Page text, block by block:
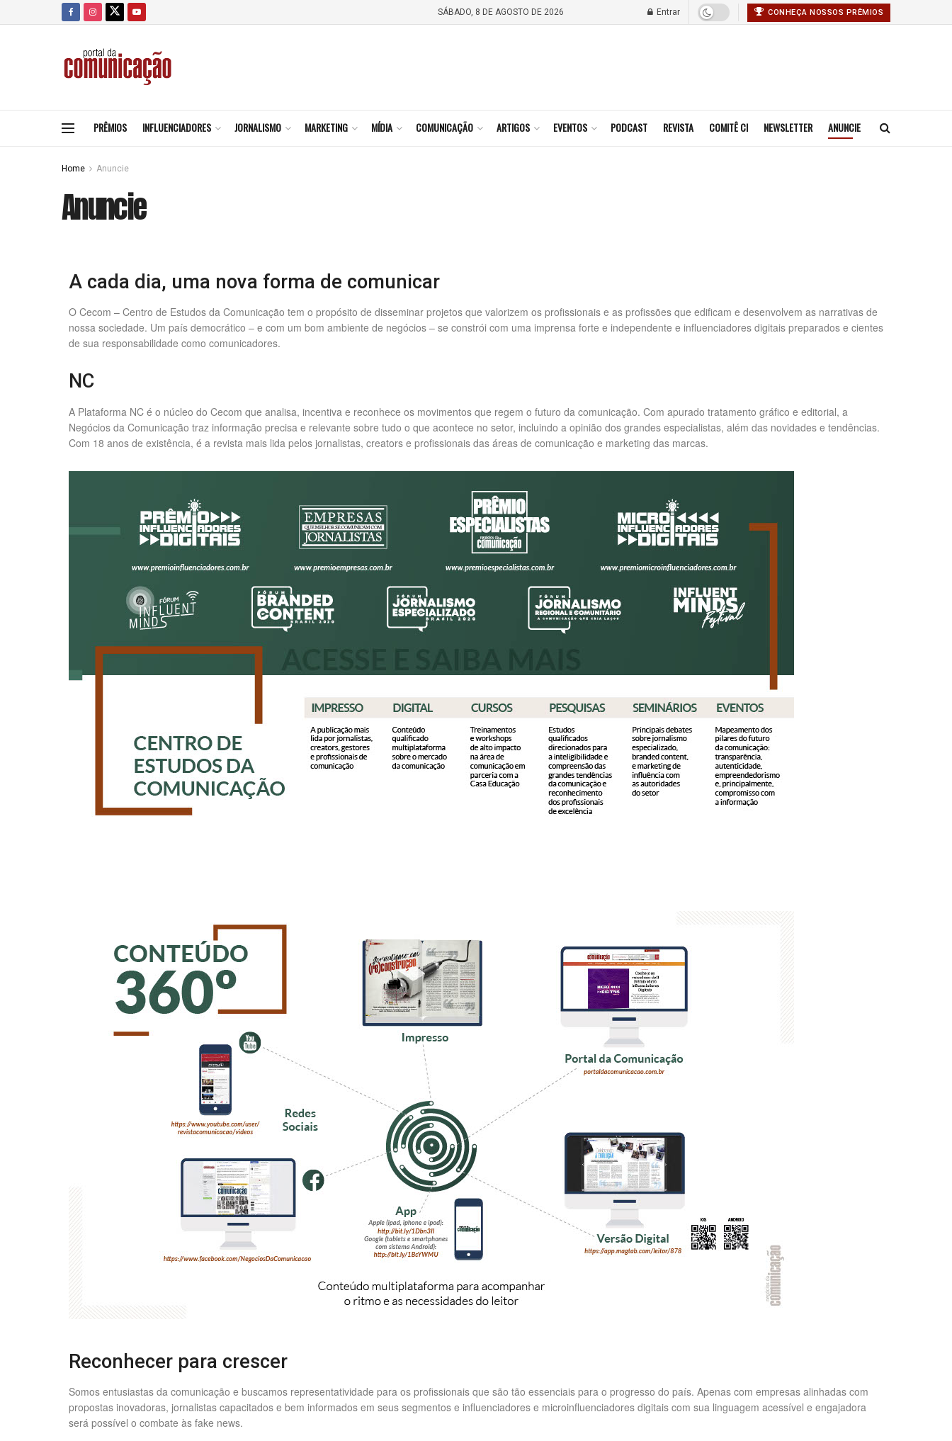
SÁBADO, 8 DE AGOSTO DE 2026 Entrar CONHEÇA NOSSOS PRÊMIOS
PRÊMIOS INFLUENCIADORES JORNALISMO MARKETING MÍDIA COMUNICAÇÃO ARTIGOS EVENTOS PODCAST REVISTA COMITÊ CI NEWSLETTER ANUNCIE
Home Anuncie
Anuncie
A cada dia, uma nova forma de comunicar
O Cecom – Centro de Estudos da Comunicação tem o propósito de disseminar projetos que valorizem os profissionais e as profissões que edificam e desenvolvem as narrativas de
nossa sociedade. Um país democrático – e com um bom ambiente de negócios – se constrói com uma imprensa forte e independente e influenciadores digitais preparados e cientes
de sua responsabilidade como comunicadores.
NC
A Plataforma NC é o núcleo do Cecom que analisa, incentiva e reconhece os movimentos que regem o futuro da comunicação. Com apurado tratamento gráfico e editorial, a
Negócios da Comunicação traz informação precisa e relevante sobre tudo o que acontece no setor, incluindo a opinião dos grandes especialistas, além das novidades e tendências.
Com 18 anos de existência, é a revista mais lida pelos jornalistas, creators e profissionais das áreas de comunicação e marketing das marcas.
Reconhecer para crescer
Somos entusiastas da comunicação e buscamos representatividade para os profissionais que são tão essenciais para o progresso do país. Apenas com empresas alinhadas com
propostas inovadoras, jornalistas capacitados e bem informados em seus segmentos e influenciadores e microinfluenciadores digitais com sua linguagem acessível e engajadora
será possível o combate às fake news.